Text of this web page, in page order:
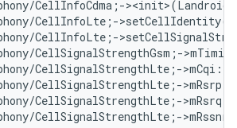
CellInfoCdma;-
CellInfoLte;-
CellInfoLte;-
CellSignalStrengthGsm;-
CellSignalStrengthLte;-
CellSignalStrengthLte;-
CellSignalStrengthLte;-
CellSignalStrengthLte;-